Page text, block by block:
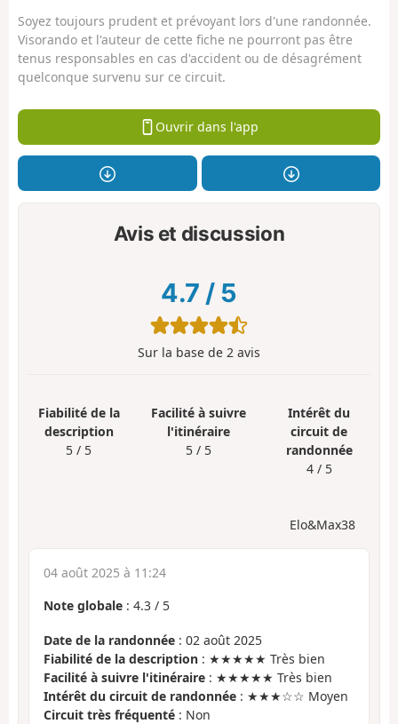
Soyez toujours prudent et prévoyant lors d'une randonnée.
Visorando et l'auteur de cette fiche ne pourront pas être
tenus responsables en cas d'accident ou de désagrément
quelconque survenu sur ce circuit.
Ouvrir dans l'app
Avis et discussion
4.7 / 5
Sur la base de 2 avis
Fiabilité de la
description
5 / 5
Facilité à suivre
l'itinéraire
5 / 5
Intérêt du
circuit de
randonnée
4 / 5
Elo&Max38
04 août 2025 à 11:24
Note globale : 4.3 / 5
Date de la randonnée : 02 août 2025
Fiabilité de la description : ★★★★★ Très bien
Facilité à suivre l'itinéraire : ★★★★★ Très bien
Intérêt du circuit de randonnée : ★★★☆☆ Moyen
Circuit très fréquenté : Non